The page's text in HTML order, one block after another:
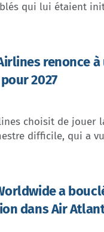
qui lui étaient
renonce
2027
choisit de jouer
difficile, qui a
a
dans Air